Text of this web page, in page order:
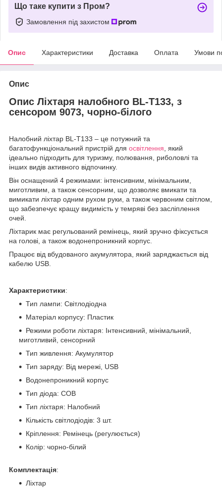
Що таке купити з Пром?
Замовлення під захистом
Опис Характеристики Доставка Оплата Умови
Опис
Опис Ліхтаря налобного BL-T133, з
сенсором 9073, чорно-білого
Налобний ліхтар BL-T133 – це потужний та
багатофункціональний пристрій для освітлення, який
ідеально підходить для туризму, полювання, риболовлі та
інших видів активного відпочинку.
Він оснащений 4 режимами: інтенсивним, мінімальним,
миготливим, а також сенсорним, що дозволяє вмикати та
вимикати ліхтар одним рухом руки, а також червоним світлом,
що забезпечує кращу видимість у темряві без засліплення
очей.
Ліхтарик має регульований ремінець, який зручно фіксується
на голові, а також водонепроникний корпус.
Працює від вбудованого акумулятора, який заряджається від
кабелю USB.
Характеристики:
Тип лампи: Світлодіодна
Матеріал корпусу: Пластик
Режими роботи ліхтаря: Інтенсивний, мінімальний,
миготливий, сенсорний
Тип живлення: Акумулятор
Тип заряду: Від мережі, USB
Водонепроникний корпус
Тип діода: COB
Тип ліхтаря: Налобний
Кількість світлодіодів: 3 шт.
Кріплення: Ремінець (регулюється)
Колір: чорно-білий
Комплектація:
Ліхтар